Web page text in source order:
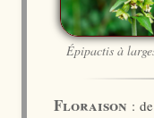
Épipactis à
Floraison :